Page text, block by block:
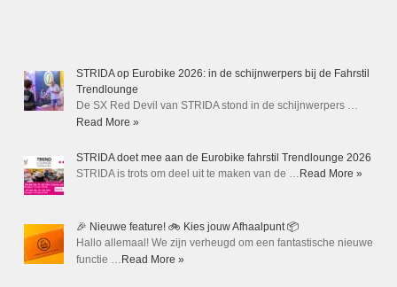
STRIDA op Eurobike 2026: in de schijnwerpers bij de Fahrstil
Trendlounge
De SX Red Devil van STRIDA stond in de schijnwerpers …
Read More »
STRIDA doet mee aan de Eurobike fahrstil Trendlounge 2026
STRIDA is trots om deel uit te maken van de … Read More »
🎉 Nieuwe feature! 🚲 Kies jouw Afhaalpunt 📦
Hallo allemaal! We zijn verheugd om een fantastische nieuwe
functie … Read More »